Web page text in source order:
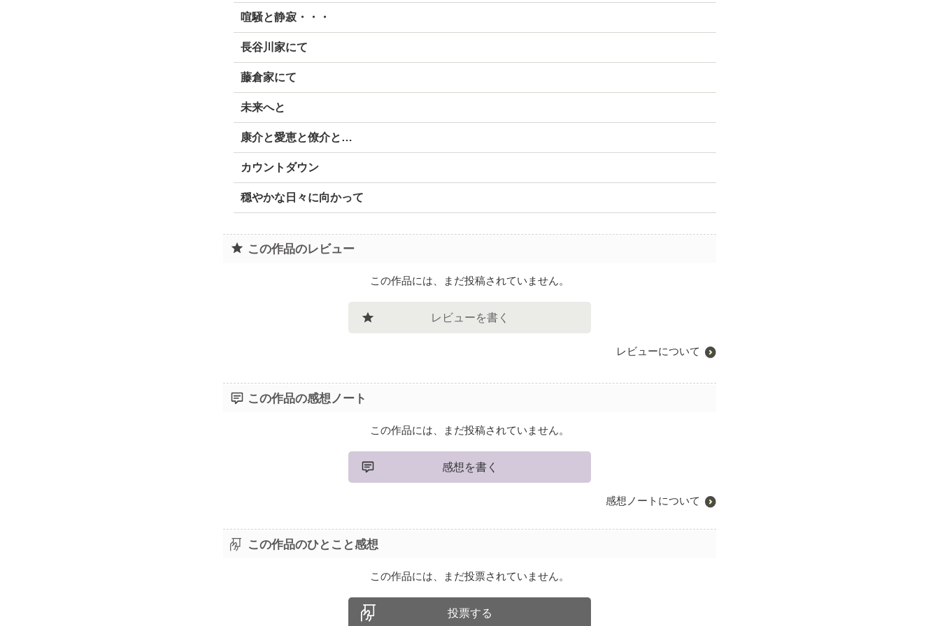
喧騒と静寂・・・
長谷川家にて
藤倉家にて
未来へと
康介と愛恵と僚介と…
カウントダウン
穏やかな日々に向かって
この作品のレビュー
この作品には、まだ投稿されていません。
レビューを書く
レビューについて
この作品の感想ノート
この作品には、まだ投稿されていません。
感想を書く
感想ノートについて
この作品のひとこと感想
この作品には、まだ投票されていません。
投票する